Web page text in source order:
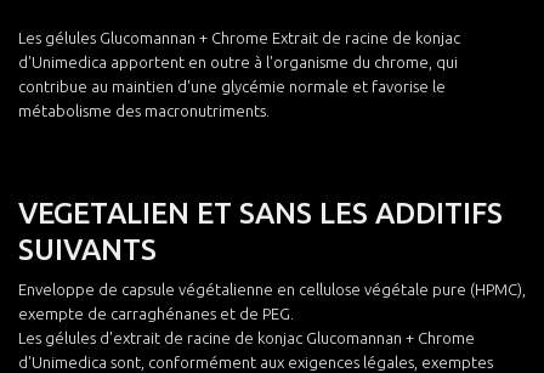
Les gélules Glucomannan + Chrome Extrait de racine de konjac
d'Unimedica apportent en outre à l'organisme du chrome, qui
contribue au maintien d'une glycémie normale et favorise le
métabolisme des macronutriments.
VEGETALIEN ET SANS LES ADDITIFS
SUIVANTS
Enveloppe de capsule végétalienne en cellulose végétale pure (HPMC),
exempte de carraghénanes et de PEG.
Les gélules d'extrait de racine de konjac Glucomannan + Chrome
d'Unimedica sont, conformément aux exigences légales, exemptes